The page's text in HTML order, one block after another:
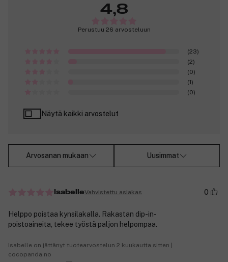
4,8
Perustuu 26 arvosteluun
(23)
(2)
(0)
(1)
(0)
Näytä kaikki arvostelut
Arvosanan mukaan Uusimmat
IsabelleVahvistettu asiakas 0
Helppo poistaa kynsilakalla. Rakastan dip-in-
poistoaineita, tekee työstä paljon helpompaa.
Isabelle on jättänyt tuotearvostelun 2 kuukautta sitten |
cocopanda.no